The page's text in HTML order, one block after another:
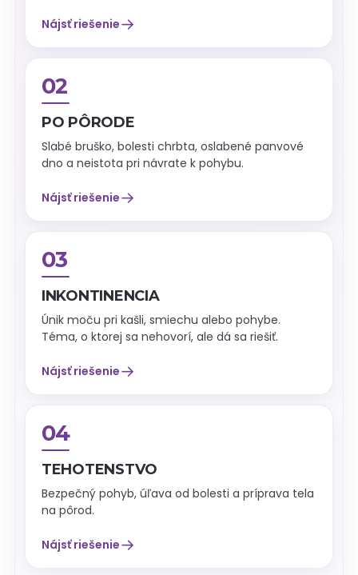
Nájsť riešenie→
02
PO PÔRODE
Slabé bruško, bolesti chrbta, oslabené panvové
dno a neistota pri návrate k pohybu.
Nájsť riešenie→
03
INKONTINENCIA
Únik moču pri kašli, smiechu alebo pohybe.
Téma, o ktorej sa nehovorí, ale dá sa riešiť.
Nájsť riešenie→
04
TEHOTENSTVO
Bezpečný pohyb, úľava od bolesti a príprava tela
na pôrod.
Nájsť riešenie→